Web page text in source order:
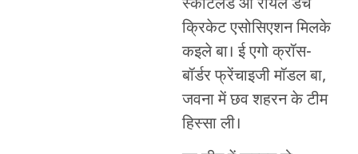
स्कॉटलैंड आ रॉयल डच
क्रिकेट एसोसिएशन मिलके
कइले बा। ई एगो क्रॉस-
बॉर्डर फ्रेंचाइजी मॉडल बा,
जवना में छव शहरन के टीम
हिस्सा ली।